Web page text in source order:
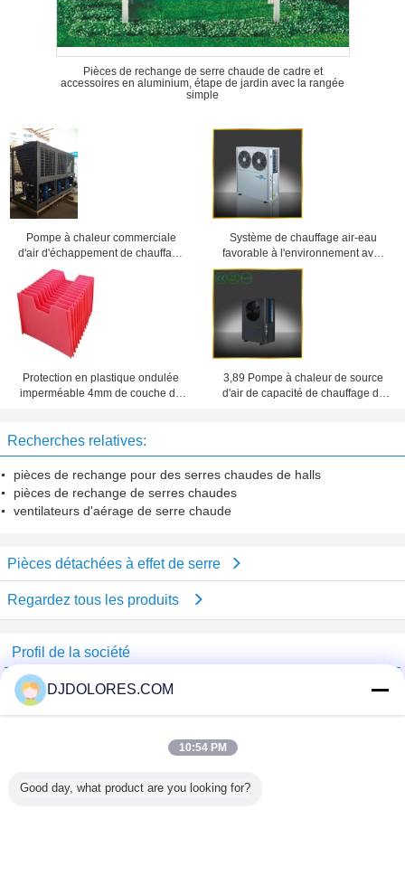
Pièces de rechange de serre chaude de cadre et
accessoires en aluminium, étape de jardin avec la rangée
simple
Pompe à chaleur commerciale
d'air d'échappement de chauffage
d'eau avec le compresseur de
rouleau de Copeland
Système de chauffage air-eau
favorable à l'environnement avec
le côté/dessus soufflant R407C
Protection en plastique ondulée
imperméable 4mm de couche de
3,89 Pompe à chaleur de source
d'air de capacité de chauffage de
Recherches relatives:
pièces de rechange pour des serres chaudes de halls
pièces de rechange de serres chaudes
ventilateurs d'aérage de serre chaude
Pièces détachées à effet de serre
Regardez tous les produits
Profil de la société
Shenzhen GSP Greenhouse Spare Parts Co.,Ltd
Fournisseurs vérifié
Verified Suplier
DJDOLORES.COM
10:54 PM
Good day, what product are you looking for?